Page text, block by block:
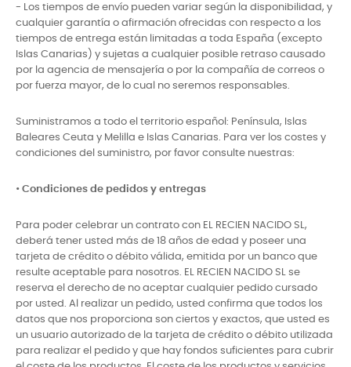
- Los tiempos de envío pueden variar según la disponibilidad, y
cualquier garantía o afirmación ofrecidas con respecto a los
tiempos de entrega están limitadas a toda España (excepto
Islas Canarias) y sujetas a cualquier posible retraso causado
por la agencia de mensajería o por la compañía de correos o
por fuerza mayor, de lo cual no seremos responsables.
Suministramos a todo el territorio español: Península, Islas
Baleares Ceuta y Melilla e Islas Canarias. Para ver los costes y
condiciones del suministro, por favor consulte nuestras:
• Condiciones de pedidos y entregas
Para poder celebrar un contrato con EL RECIEN NACIDO SL,
deberá tener usted más de 18 años de edad y poseer una
tarjeta de crédito o débito válida, emitida por un banco que
resulte aceptable para nosotros. EL RECIEN NACIDO SL se
reserva el derecho de no aceptar cualquier pedido cursado
por usted. Al realizar un pedido, usted confirma que todos los
datos que nos proporciona son ciertos y exactos, que usted es
un usuario autorizado de la tarjeta de crédito o débito utilizada
para realizar el pedido y que hay fondos suficientes para cubrir